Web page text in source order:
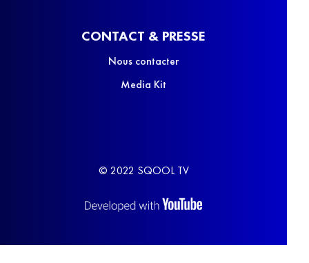
CONTACT & PRESSE
Nous contacter
Media Kit
© 2022 SQOOL TV